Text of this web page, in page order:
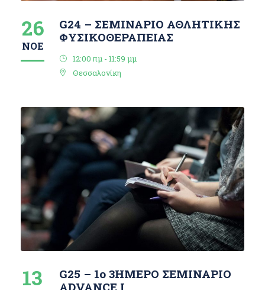
26
ΝΟΈ
G24 – ΣΕΜΙΝΑΡΙΟ ΑΘΛΗΤΙΚΗΣ
ΦΥΣΙΚΟΘΕΡΑΠΕΙΑΣ
12:00 πμ - 11:59 μμ
Θεσσαλονίκη
13
G25 – 1o 3ΗΜΕΡΟ ΣΕΜΙΝΑΡΙΟ
ΑDVANCE I